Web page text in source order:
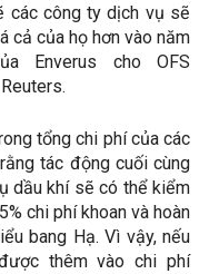
các công ty dịch vụ sẽ
cả của họ hơn vào năm
Enverus cho OFS
tổng chi phí của các
tác động cuối cùng
dầu khí sẽ có thể kiểm
chi phí khoan và hoàn
bang Hạ. Vì vậy, nếu
thêm vào chi phí